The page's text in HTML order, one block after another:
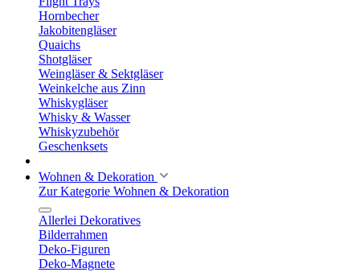
Hornbecher
Jakobitengläser
Quaichs
Shotgläser
Weingläser & Sektgläser
Weinkelche aus Zinn
Whiskygläser
Whisky & Wasser
Whiskyzubehör
Geschenksets
Wohnen & Dekoration
Zur Kategorie Wohnen & Dekoration
Allerlei Dekoratives
Bilderrahmen
Deko-Figuren
Deko-Magnete